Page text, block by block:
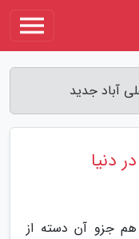
آباد جدید
دنیا
هم جزو آن دسته از